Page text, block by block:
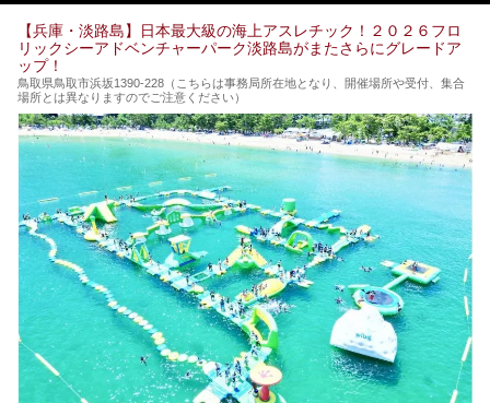
【兵庫・淡路島】日本最大級の海上アスレチック！２０２６フロ
リックシーアドベンチャーパーク淡路島がまたさらにグレードア
ップ！
鳥取県鳥取市浜坂1390‐228（こちらは事務局所在地となり、開催場所や受付、集合
場所とは異なりますのでご注意ください）